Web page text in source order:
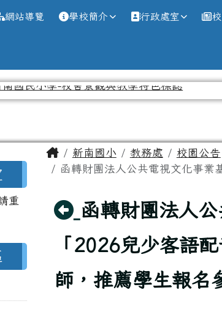
小全球資訊網
網站導覽 學校簡介 行政處室
容
重
主內容區域
Home新南國小 教務處
校園公告
函轉財團法人公共電視文化事業
回上頁
函轉財團法人
「2026兒少客語
師，推薦學生報名